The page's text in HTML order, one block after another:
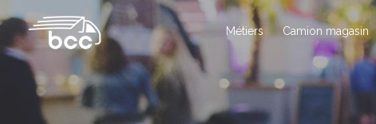
Métiers Camion magasin